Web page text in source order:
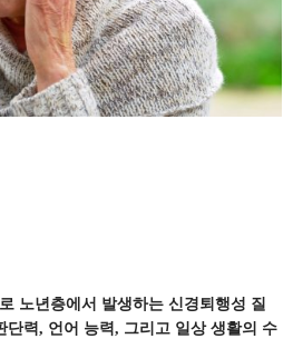
노년층에서 발생하는 신경퇴행성 질
단력, 언어 능력, 그리고 일상 생활의 수